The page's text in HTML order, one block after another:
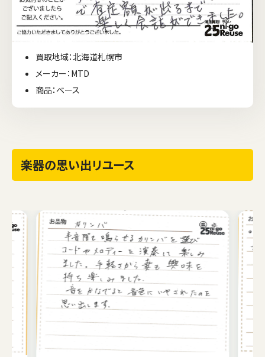
買取地域：北海道札幌市
メーカー：MTD
商品：ベース
楽器の思い出リユース